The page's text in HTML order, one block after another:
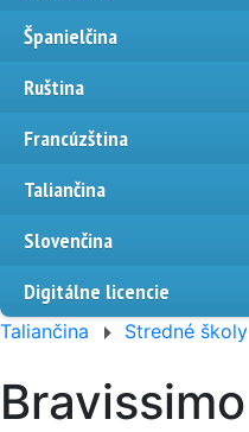
Španielčina
Ruština
Francúzština
Taliančina
Slovenčina
Digitálne licencie
Taliančina Stredné školy
Bravissimo